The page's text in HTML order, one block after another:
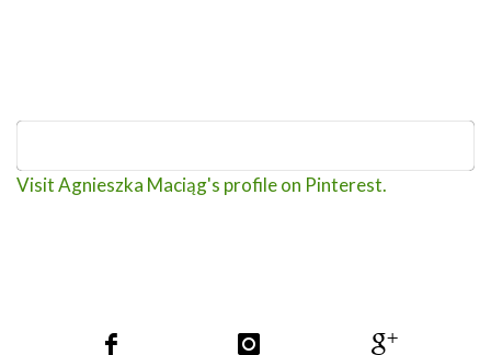
Visit Agnieszka Maciąg's profile on Pinterest.